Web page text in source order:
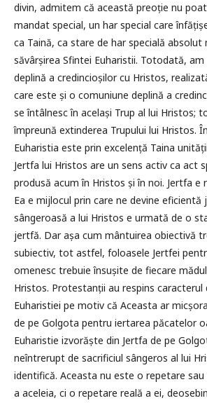
divin, admitem că această preoție nu
mandat special, un har special care
ca Taină, ca stare de har specială absolut
săvârșirea Sfintei Euharistii. Totodată,
deplină a credincioșilor cu Hristos,
care este și o comuniune deplină a
se întâlnesc în același Trup al lui Hristos;
împreună extinderea Trupului lui Hristos.
Euharistia este prin excelență Taina
Jertfa lui Hristos are un sens activ ca act
produsă acum în Hristos și în noi. Jertfa e
Ea e mijlocul prin care ne devine eficientă
sângeroasă a lui Hristos e urmată de o
jertfă. Dar așa cum mântuirea obiectivă
subiectiv, tot astfel, foloasele Jertfei
omenesc trebuie însușite de fiecare
Hristos. Protestanții au respins caracterul
Euharistiei pe motiv că Aceasta ar
de pe Golgota pentru iertarea păcatelor
Euharistie izvorăște din Jertfa de pe
neîntrerupt de sacrificiul sângeros al lui
identifică. Aceasta nu este o repetare
a aceleia, ci o repetare reală a ei,